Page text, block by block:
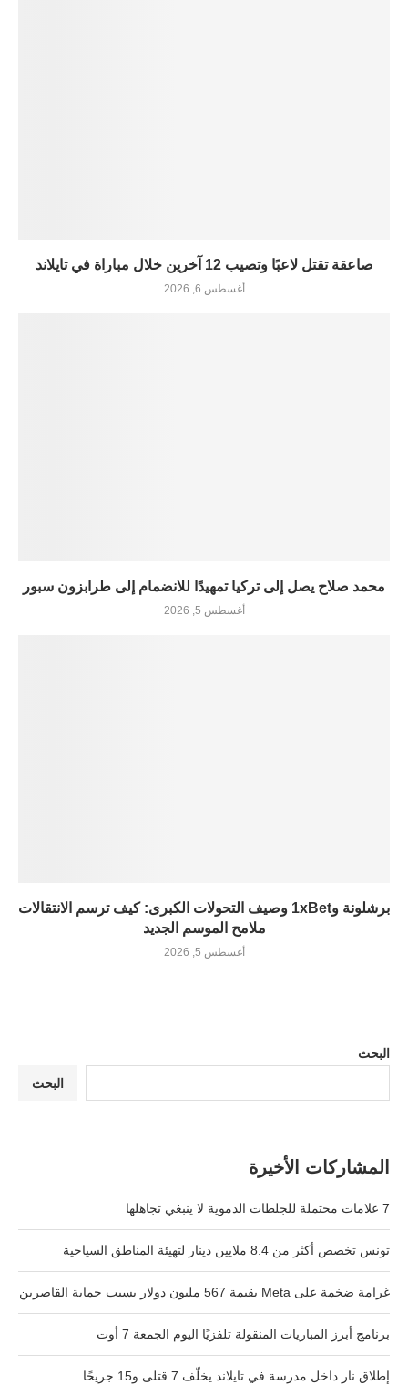
صاعقة تقتل لاعبًا وتصيب 12 آخرين خلال مباراة في تايلاند
أغسطس 6, 2026
محمد صلاح يصل إلى تركيا تمهيدًا للانضمام إلى طرابزون سبور
أغسطس 5, 2026
برشلونة و1xBet وصيف التحولات الكبرى: كيف ترسم الانتقالات
ملامح الموسم الجديد
أغسطس 5, 2026
البحث
البحث
المشاركات الأخيرة
7 علامات محتملة للجلطات الدموية لا ينبغي تجاهلها
تونس تخصص أكثر من 8.4 ملايين دينار لتهيئة المناطق السياحية
غرامة ضخمة على Meta بقيمة 567 مليون دولار بسبب حماية القاصرين
برنامج أبرز المباريات المنقولة تلفزيًا اليوم الجمعة 7 أوت
إطلاق نار داخل مدرسة في تايلاند يخلّف 7 قتلى و15 جريحًا